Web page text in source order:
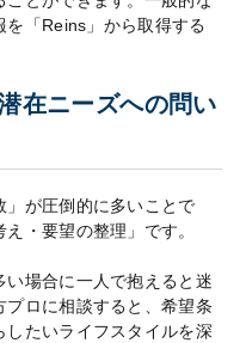
「Reins」から取得する
在ニーズへの問い
」が圧倒的に多いことで
・要望の整理」です。
場合に一人で抱えると迷
ロに相談すると、希望条
たいライフスタイルを深